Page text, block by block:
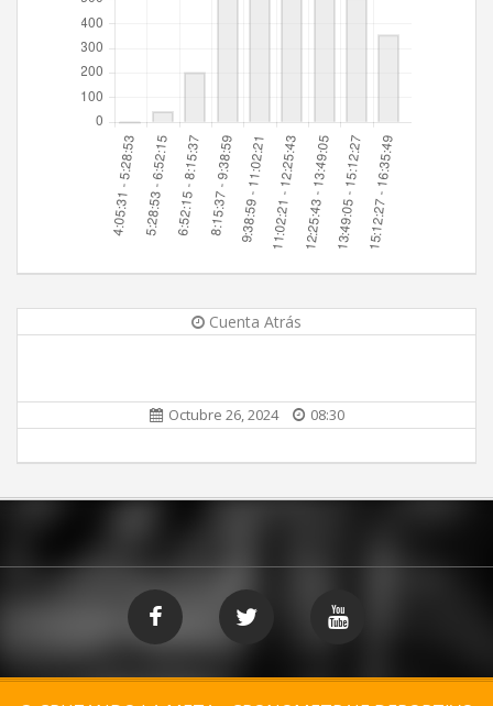
Cuenta Atrás
Octubre 26, 2024 08:30